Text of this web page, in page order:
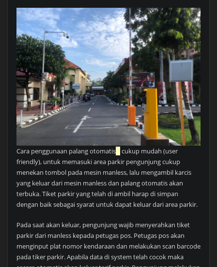
Cara penggunaan palang otomatis
cukup mudah (user
friendly), untuk memasuki area parkir pengunjung cukup
menekan tombol pada mesin manless, lalu mengambil karcis
yang keluar dari mesin manless dan palang otomatis akan
terbuka. Tiket parkir yang telah di ambil harap di simpan
dengan baik sebagai syarat untuk dapat keluar dari area parkir.
Pada saat akan keluar, pengunjung wajib menyerahkan tiket
parkir dari manless kepada petugas pos. Petugas pos akan
menginput plat nomor kendaraan dan melakukan scan barcode
pada tiker parkir. Apabila data di system telah cocok maka